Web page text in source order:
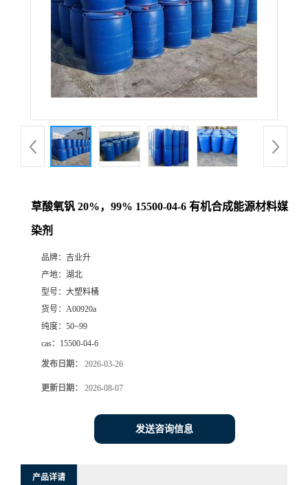
草酸氧钒 20%，99% 15500-04-6 有机合成能源材料媒
染剂
品牌： 吉业升
产地： 湖北
型号： 大塑料桶
货号： A00920a
纯度： 50~99
cas： 15500-04-6
发布日期： 2026-03-26
更新日期： 2026-08-07
发送咨询信息
产品详请